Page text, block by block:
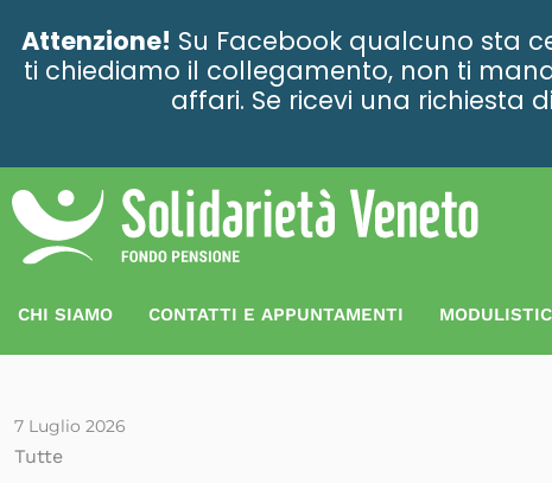
Attenzione! Su Facebook qualcuno sta
ti chiediamo il collegamento, non ti
affari. Se ricevi una richiesta
CHI SIAMO CONTATTI E APPUNTAMENTI
7 Luglio 2026
Tutte